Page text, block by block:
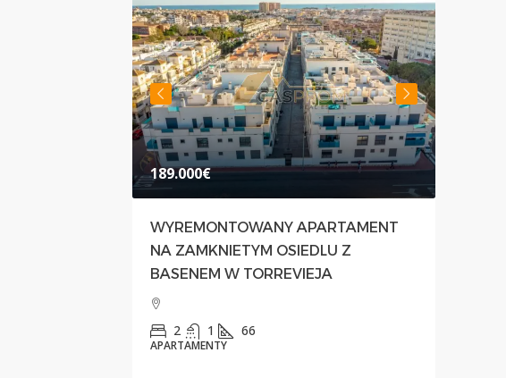
189.000€
WYREMONTOWANY APARTAMENT
NA ZAMKNIETYM OSIEDLU Z
BASENEM W TORREVIEJA
2 1 66
APARTAMENTY